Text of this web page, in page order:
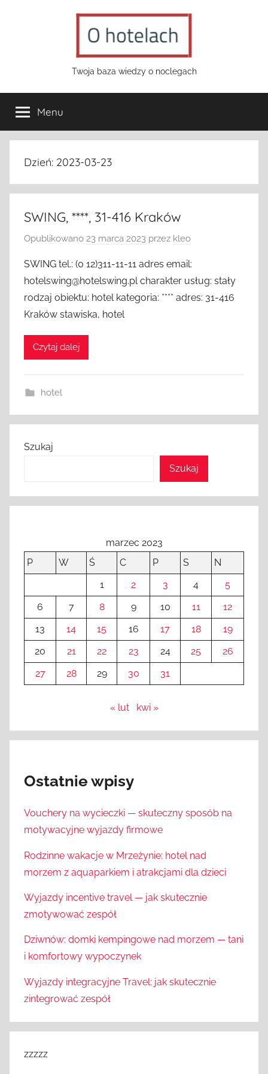
hotelach.pl
Twoja baza wiedzy o noclegach
Menu
Dzień: 2023-03-23
SWING, ****, 31-416 Kraków
Opublikowano 23 marca 2023 przez kleo
SWING tel.: (0 12)311-11-11 adres email:
hotelswing@hotelswing.pl charakter usług: stały
rodzaj obiektu: hotel kategoria: **** adres: 31-416
Kraków stawiska, hotel
Czytaj dalej
hotel
Szukaj
Szukaj
marzec 2023
P
W Ś C P S
N
1
2 3 4
5
6
7 8 9 10 11
12
13
14 15 16 17 18
19
20
21 22 23 24 25
26
27
28 29 30 31
« lut kwi »
Ostatnie wpisy
Vouchery na wycieczki — skuteczny sposób na
motywacyjne wyjazdy firmowe
Rodzinne wakacje w Mrzeżynie: hotel nad
morzem z aquaparkiem i atrakcjami dla dzieci
Wyjazdy incentive travel — jak skutecznie
zmotywować zespół
Dziwnów: domki kempingowe nad morzem — tani
i komfortowy wypoczynek
Wyjazdy integracyjne Travel: jak skutecznie
zintegrować zespół
zzzzz